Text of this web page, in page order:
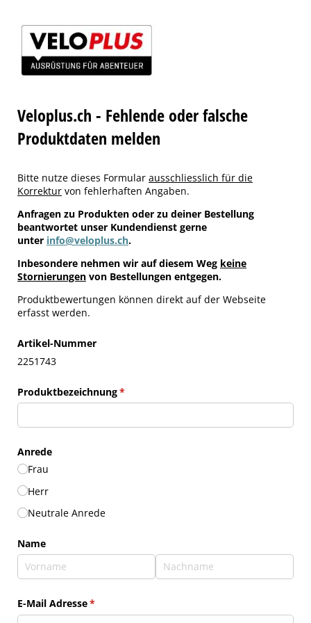
Veloplus.ch - Fehlende oder falsche
Produktdaten melden
Bitte nutze dieses Formular ausschliesslich für die
Korrektur von fehlerhaften Angaben.
Anfragen zu Produkten oder zu deiner Bestellung
beantwortet unser Kundendienst gerne
unter info@veloplus.ch.
Inbesondere nehmen wir auf diesem Weg keine
Stornierungen von Bestellungen entgegen.
Produktbewertungen können direkt auf der Webseite
erfasst werden.
Artikel-Nummer
2251743
Produktbezeichnung*
(erforderlich)
Anrede
Frau
Herr
Neutrale Anrede
Name
E-Mail Adresse*
(erforderlich)